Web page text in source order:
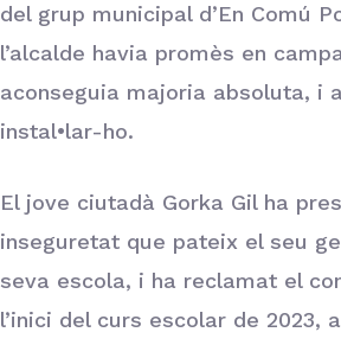
del grup municipal d’En Comú
l’alcalde havia promès en
aconseguia majoria absoluta, i
instal•lar-ho.
El jove ciutadà Gorka Gil ha
inseguretat que pateix el seu
seva escola, i ha reclamat el
l’inici del curs escolar de 2023,